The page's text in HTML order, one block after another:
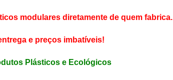
modulares diretamente de quem fabrica.
e preços imbatíveis!
Plásticos e Ecológicos